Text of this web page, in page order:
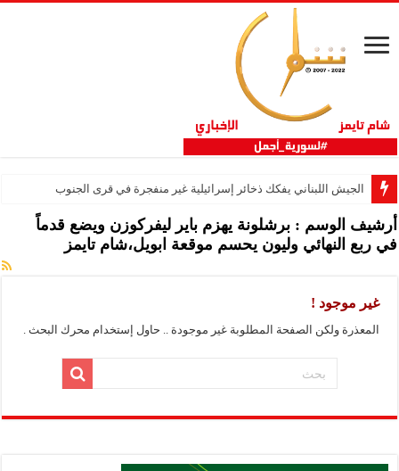
الجيش اللبناني يفكك ذخائر إسرائيلية غير منفجرة في قرى الجنوب
أرشيف الوسم :برشلونة يهزم باير ليفركوزن ويضع قدماً
في ربع النهائي وليون يحسم موقعة ابويل،شام تايمز
غير موجود !
المعذرة ولكن الصفحة المطلوبة غير موجودة .. حاول إستخدام محرك البحث .